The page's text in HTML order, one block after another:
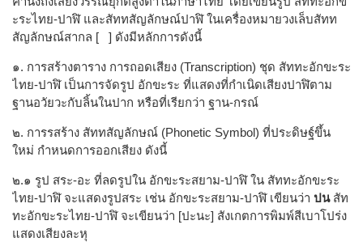
ะระไทย-ปาฬิ และสัททสัญลักษณ์ปาฬิ ใน​เครื่อง​หมายวงเล็บ​สัทท
สัญลักษณ์สา​กล [ ] ดังมีหลักการดังนี้
๑. การสร้างตาราง การถอดเสียง (Transcription) ชุด สัททะอักขะระ
ไทย-ปาฬิ เป็นการจัดรูป อักขะระ ที่แสดงที่กำเนิดเสียงปาฬิตาม
ฐานอวัยวะกับลิ้นในปาก หรือที่เรียกว่า ฐาน-กรณ์
๒. การรสร้าง สัททสัญลักษณ์ (Phonetic Symbol) ที่ประดิษฐ์ขึ้น
ใหม่ กำหนดการออกเสียง ดังนี้
๒.๑ รูป สระ-อะ ที่ลดรูปใน อักขะระสยาม-ปาฬิ ใน สัททะอักขะระ
ไทย-ปาฬิ จะแสดงรูปสระ เช่น อักขะระสยาม-ปาฬิ เขียนว่า ปนสัท
ทะอักขะระไทย-ปาฬิ จะเขียนว่า [ปะนะ] สังเกตการพิมพ์สีเบาโปร่ง
แสดงเสียงละหุ